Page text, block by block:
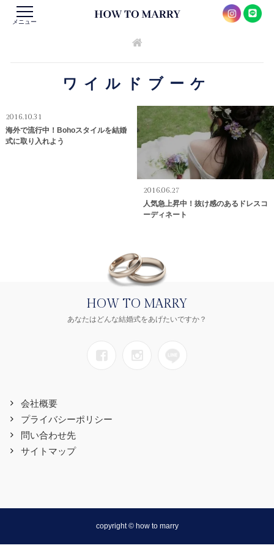
メニュー
ワイルドブーケ
2016.10.31
海外で流行中！Bohoスタイルを結婚
式に取り入れよう
2016.06.27
人気急上昇中！抜け感のあるドレスコ
ーディネート
HOW TO MARRY
あなたはどんな結婚式をあげたいですか？
会社概要
プライバシーポリシー
問い合わせ先
サイトマップ
copyright © how to marry